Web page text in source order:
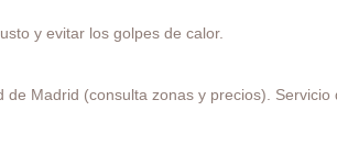
y evitar los golpes de calor.
Madrid (consulta zonas y precios).